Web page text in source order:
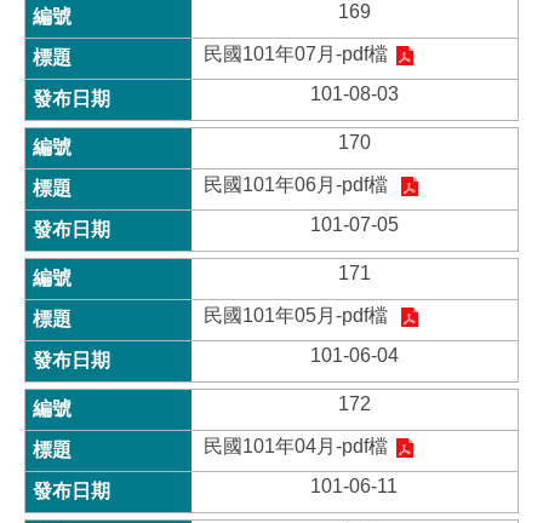
169
民國101年07月-pdf檔
101-08-03
170
民國101年06月-pdf檔
101-07-05
171
民國101年05月-pdf檔
101-06-04
172
民國101年04月-pdf檔
101-06-11